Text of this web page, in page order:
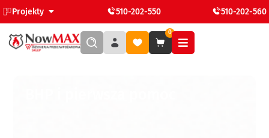
Projekty 510-202-550 510-202-560
0